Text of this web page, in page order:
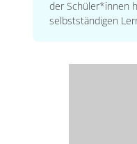
der Schüler*innen
selbstständigen